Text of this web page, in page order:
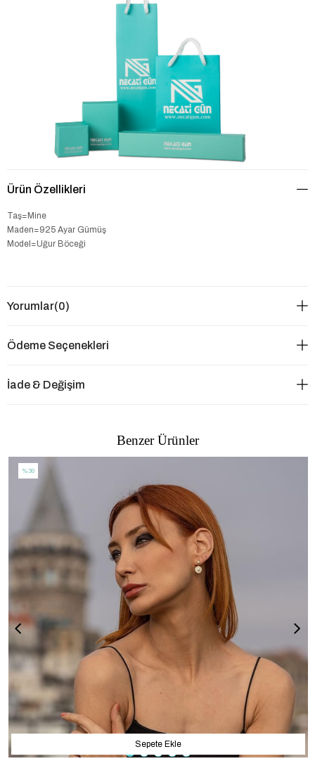
Ürün Özellikleri
Taş=Mine
Maden=925 Ayar Gümüş
Model=Uğur Böceği
Yorumlar(0)
Ödeme Seçenekleri
İade & Değişim
Benzer Ürünler
Sepete Ekle
%30